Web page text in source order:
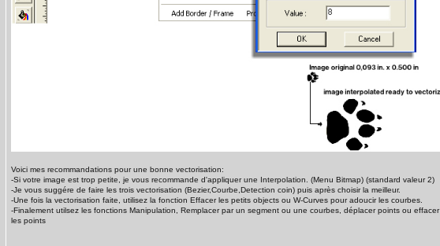
Voici mes recommandations pour une bonne vectorisation:
-Si votre image est trop petite, je vous recommande d'appliquer une Interpolation. (Menu Bitmap) (standard valeur 2)
-Je vous suggére de faire les trois vectorisation (Bezier,Courbe,Detection coin) puis après choisir la meilleur.
-Une fois la vectorisation faite, utilisez la fonction Effacer les petits objects ou W-Curves pour adoucir les courbes.
-Finalement utilsez les fonctions Manipulation, Remplacer par un segment ou une courbes, déplacer points ou effacer
les points